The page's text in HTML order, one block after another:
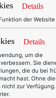
vor fünf
Oder zur
wie
echt
dann klick
Details
der
Details
um die
Sie
die du bei
hast. Ohne
zur